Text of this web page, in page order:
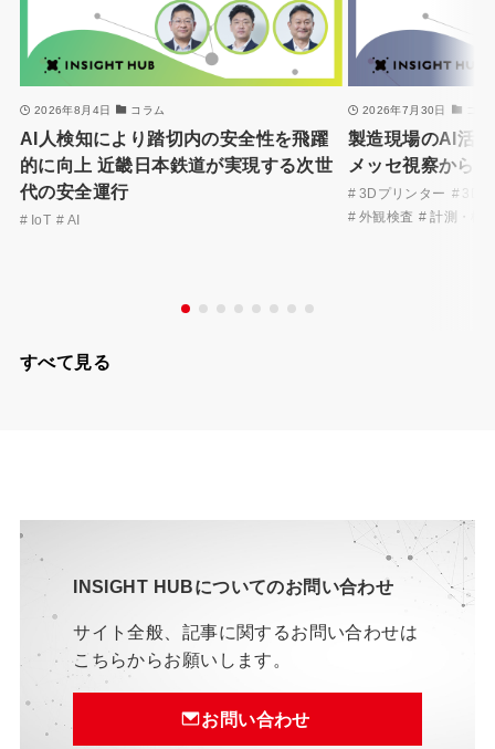
2026年8月4日 コラム
AI人検知により踏切内の安全性を飛躍
的に向上 近畿日本鉄道が実現する次世
代の安全運行
IoT AI
2026年7月30日
製造現場のAI活
メッセ視察から
3Dプリンター
3D
外観検査
計測・検
すべて見る
INSIGHT HUBについてのお問い合わせ
サイト全般、記事に関するお問い合わせは
こちらからお願いします。
お問い合わせ